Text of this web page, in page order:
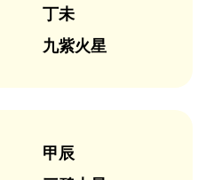
丁未
九紫火星
甲辰